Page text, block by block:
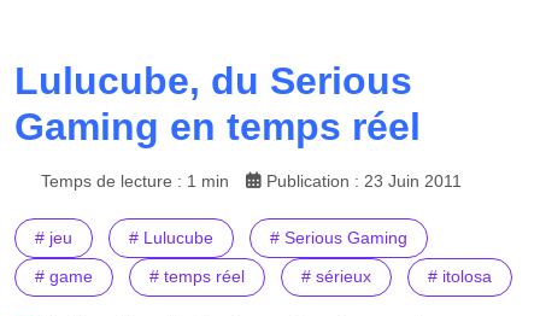
Lulucube, du Serious
Gaming en temps réel
Temps de lecture : 1 min Publication : 23 Juin 2011
# jeu # Lulucube # Serious Gaming
# game # temps réel # sérieux # itolosa